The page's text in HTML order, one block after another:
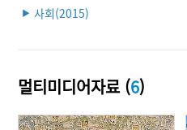
▶ 사회(2015)
멀티미디어자료 (6)